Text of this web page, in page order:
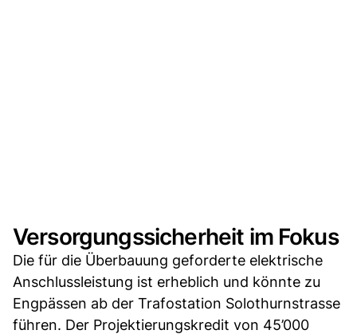
Versorgungssicherheit im Fokus
Die für die Überbauung geforderte elektrische
Anschlussleistung ist erheblich und könnte zu
Engpässen ab der Trafostation Solothurnstrasse
führen. Der Projektierungskredit von 45’000